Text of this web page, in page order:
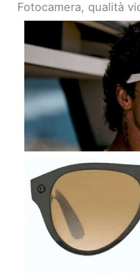
Fotocamera, qualità